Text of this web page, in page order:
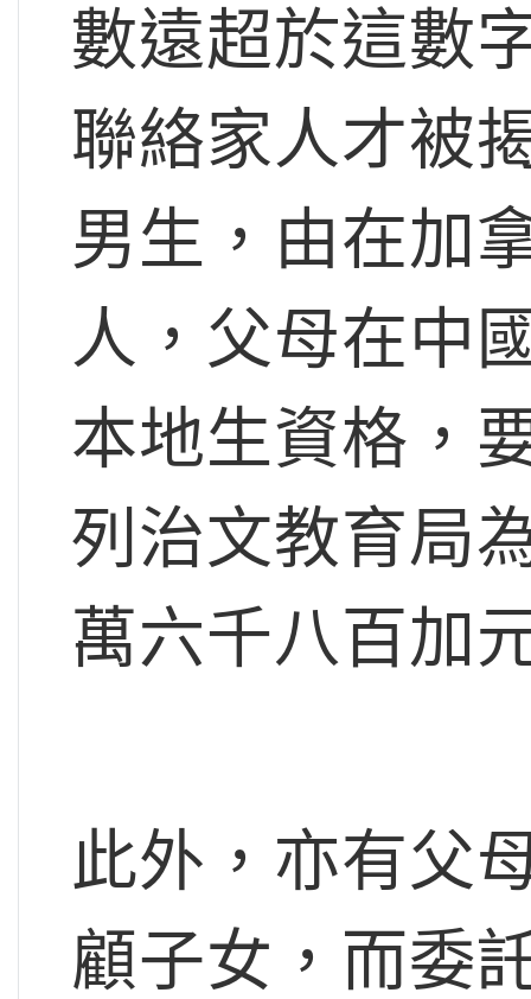
數遠超於這數
聯絡家人才被
男生，由在加
人，父母在中
本地生資格，
列治文教育局
萬六千八百加
此外，亦有父
顧子女，而委